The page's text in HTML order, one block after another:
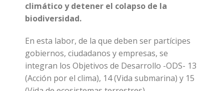
climático y detener el colapso de la
biodiversidad.
En esta labor, de la que deben ser partícipes
gobiernos, ciudadanos y empresas, se
integran los Objetivos de Desarrollo -ODS- 13
(Acción por el clima), 14 (Vida submarina) y 15